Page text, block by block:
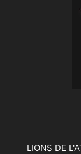
LIONS DE